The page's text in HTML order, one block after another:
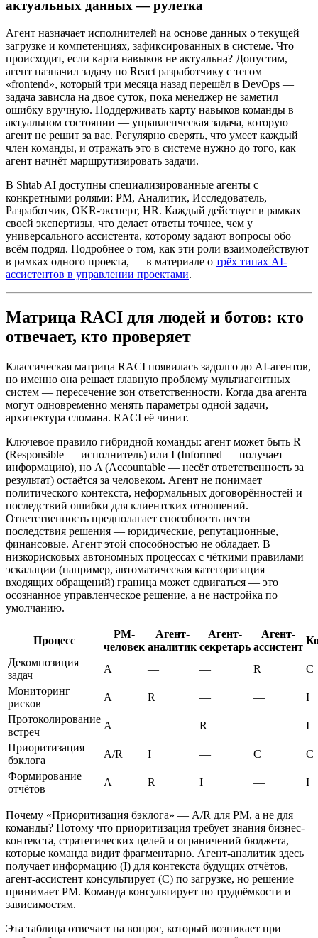
актуальных данных — рулетка
Агент назначает исполнителей на основе данных о текущей
загрузке и компетенциях, зафиксированных в системе. Что
происходит, если карта навыков не актуальна? Допустим,
агент назначил задачу по React разработчику с тегом
«frontend», который три месяца назад перешёл в DevOps —
задача зависла на двое суток, пока менеджер не заметил
ошибку вручную. Поддерживать карту навыков команды в
актуальном состоянии — управленческая задача, которую
агент не решит за вас. Регулярно сверять, что умеет каждый
член команды, и отражать это в системе нужно до того, как
агент начнёт маршрутизировать задачи.
В Shtab AI доступны специализированные агенты с
конкретными ролями: PM, Аналитик, Исследователь,
Разработчик, OKR-эксперт, HR. Каждый действует в рамках
своей экспертизы, что делает ответы точнее, чем у
универсального ассистента, которому задают вопросы обо
всём подряд. Подробнее о том, как эти роли взаимодействуют
в рамках одного проекта, — в материале о трёх типах AI-
ассистентов в управлении проектами.
Матрица RACI для людей и ботов: кто
отвечает, кто проверяет
Классическая матрица RACI появилась задолго до AI-агентов,
но именно она решает главную проблему мультиагентных
систем — пересечение зон ответственности. Когда два агента
могут одновременно менять параметры одной задачи,
архитектура сломана. RACI её чинит.
Ключевое правило гибридной команды: агент может быть R
(Responsible — исполнитель) или I (Informed — получает
информацию), но A (Accountable — несёт ответственность за
результат) остаётся за человеком. Агент не понимает
политического контекста, неформальных договорённостей и
последствий ошибки для клиентских отношений.
Ответственность предполагает способность нести
последствия решения — юридические, репутационные,
финансовые. Агент этой способностью не обладает. В
низкорисковых автономных процессах с чёткими правилами
эскалации (например, автоматическая категоризация
входящих обращений) граница может сдвигаться — это
осознанное управленческое решение, а не настройка по
умолчанию.
Процесс
PM-
человек
Агент-
аналитик
Агент-
секретарь
Агент-
ассистент
Декомпозиция
задач
A — — R
C
Мониторинг
рисков
A R — —
I
Протоколирование
встреч
A — R —
I
Приоритизация
бэклога
A/R I — C
C
Формирование
отчётов
A R I — I
Почему «Приоритизация бэклога» — A/R для PM, а не для
команды? Потому что приоритизация требует знания бизнес-
контекста, стратегических целей и ограничений бюджета,
которые команда видит фрагментарно. Агент-аналитик здесь
получает информацию (I) для контекста будущих отчётов,
агент-ассистент консультирует (C) по загрузке, но решение
принимает PM. Команда консультирует по трудоёмкости и
зависимостям.
Эта таблица отвечает на вопрос, который возникает при